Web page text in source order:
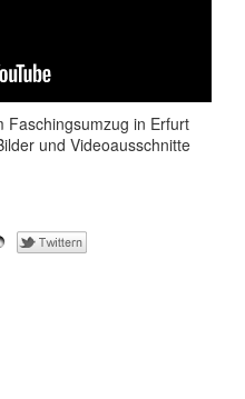
Faschingsumzug in Erfurt
und Videoausschnitte